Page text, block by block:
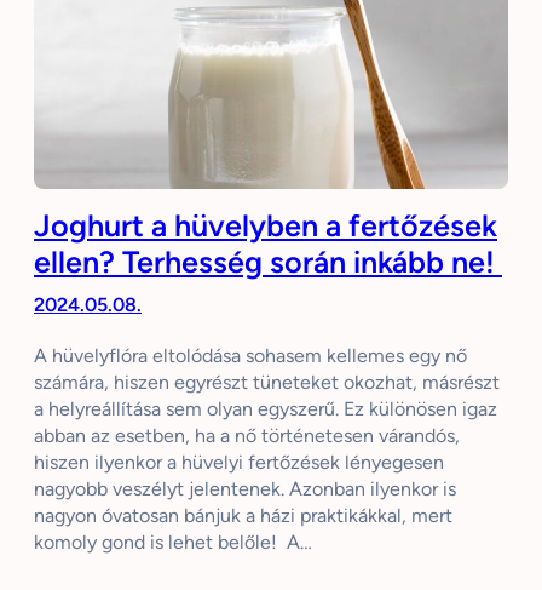
Joghurt a hüvelyben a fertőzések
ellen? Terhesség során inkább ne!
2024.05.08.
A hüvelyflóra eltolódása sohasem kellemes egy nő
számára, hiszen egyrészt tüneteket okozhat, másrészt
a helyreállítása sem olyan egyszerű. Ez különösen igaz
abban az esetben, ha a nő történetesen várandós,
hiszen ilyenkor a hüvelyi fertőzések lényegesen
nagyobb veszélyt jelentenek. Azonban ilyenkor is
nagyon óvatosan bánjuk a házi praktikákkal, mert
komoly gond is lehet belőle! A…